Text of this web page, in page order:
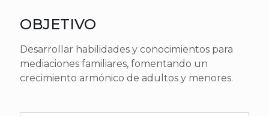
OBJETIVO
Desarrollar habilidades y conocimientos para
mediaciones familiares, fomentando un
crecimiento armónico de adultos y menores.